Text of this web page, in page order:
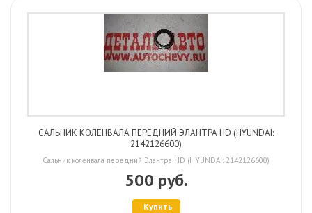
САЛЬНИК КОЛЕНВАЛА ПЕРЕДНИЙ ЭЛАНТРА HD (HYUNDAI:
2142126600)
Сальник коленвала передний Элантра HD (HYUNDAI: 2142126600)
500 руб.
Купить